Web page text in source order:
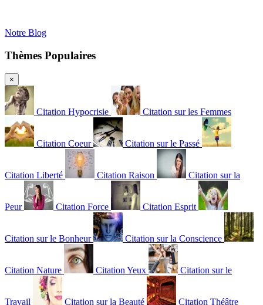
Notre Blog
Thèmes Populaires
×
Citation Hypocrisie Citation sur les Femmes
Citation Coeur Citation sur le Passé
Citation Liberté Citation Raison Citation sur la
Peur Citation Force Citation Esprit
Citation sur le Bonheur Citation sur la Conscience
Citation Nature Citation Yeux Citation sur le
Travail Citation sur la Beauté Citation Théâtre